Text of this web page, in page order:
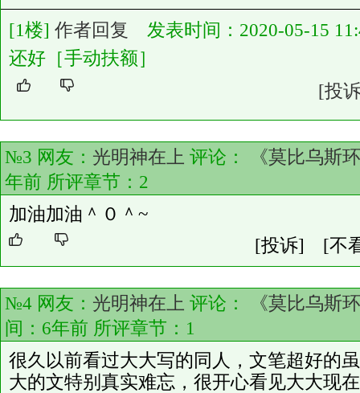
[1楼] 作者回复
发表时间：2020-05-15
还好［手动扶额］
[投
№3 网友： 光明神在上 评论：
《莫比乌斯
年前 所评章节： 2
加油加油＾０＾~
[投诉]
[不
№4 网友： 光明神在上 评论：
《莫比乌斯
间：6年前 所评章节： 1
很久以前看过大大写的同人，文笔超好的
大的文特别真实难忘，很开心看见大大现